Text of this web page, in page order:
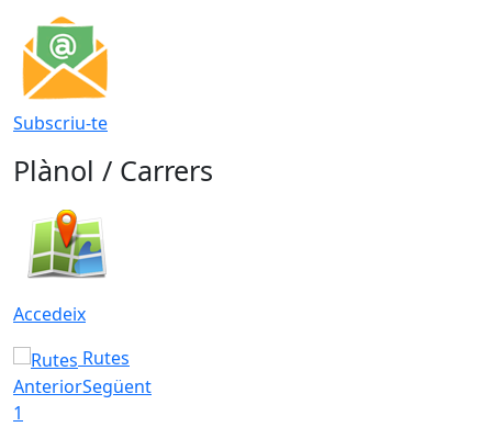
Subscriu-te
Plànol / Carrers
Accedeix
Rutes
AnteriorSegüent
1